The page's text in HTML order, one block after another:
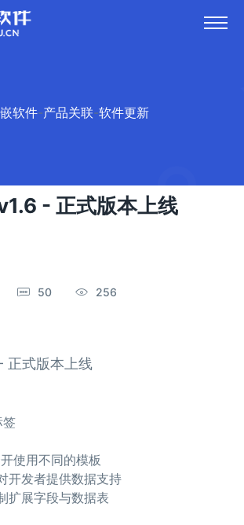
软件-产品关联-软件更新
- 正式版本上线
50 256
正式版本上线
签
使用不同的模板
开发者提供数据支持
扩展字段与数据表